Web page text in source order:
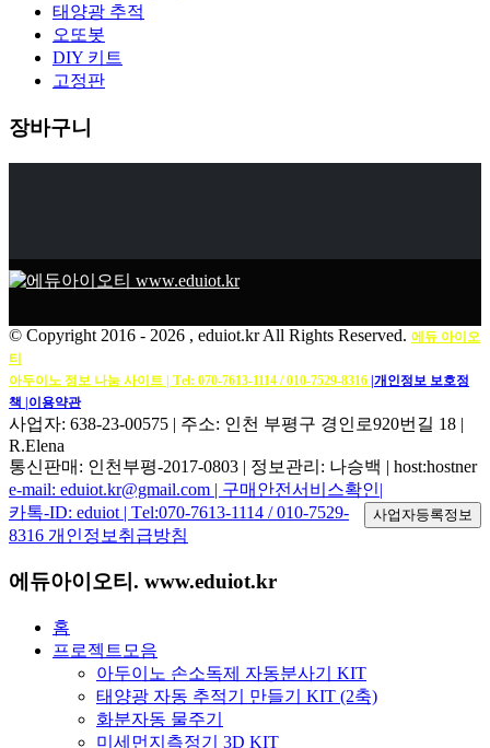
태양광 추적
오또봇
DIY 키트
고정판
장바구니
© Copyright 2016 - 2026 , eduiot.kr All Rights Reserved. 에듀 아이오
티
아두이노 정보 나눔 사이트 | Тel: 070-7613-1114 / 010-7529-8316 |개인정보 보호정
책 |이용약관
사업자: 638-23-00575 | 주소: 인천 부평구 경인로920번길 18 |
R.Elena
통신판매: 인천부평-2017-0803 | 정보관리: 나승백 | host:hostner
e-mail: eduiot.kr@gmail.com | 구매안전서비스확인|
카톡-ID: eduiot | Тel:070-7613-1114 / 010-7529-
8316 개인정보취급방침
에듀아이오티. www.eduiot.kr
홈
프로젝트모음
아두이노 손소독제 자동분사기 KIT
태양광 자동 추적기 만들기 KIT (2축)
화분자동 물주기
미세먼지측정기 3D KIT